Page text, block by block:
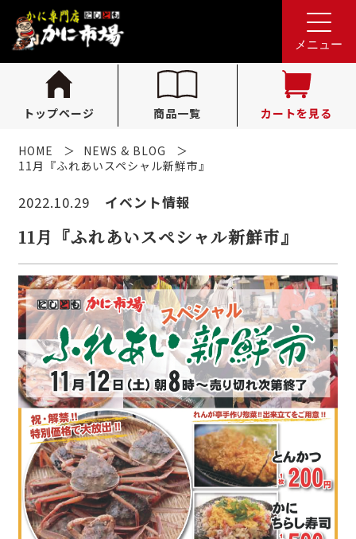
メニュー
トップページ 商品一覧 カートを見る
れんが亭へのお問い合わせ
tel.0796-36-1341
（受付時間 10:00〜16:00）
HOME
NEWS & BLOG
11月『ふれあいスペシャル新鮮市』
2022.10.29 イベント情報
11月『ふれあいスペシャル新鮮市』